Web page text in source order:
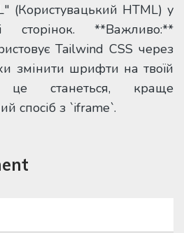
(Користувацький HTML) у
сторінок. **Важливо:**
Tailwind CSS через
змінити шрифти на твоїй
це станеться, краще
спосіб з `iframe`.